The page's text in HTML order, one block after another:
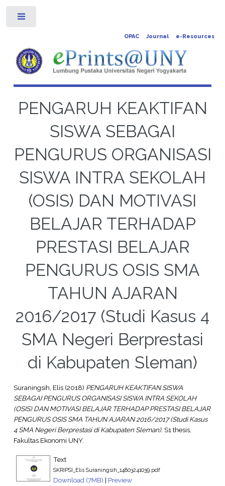
OPAC Journal e-Resources
PENGARUH KEAKTIFAN
SISWA SEBAGAI
PENGURUS ORGANISASI
SISWA INTRA SEKOLAH
(OSIS) DAN MOTIVASI
BELAJAR TERHADAP
PRESTASI BELAJAR
PENGURUS OSIS SMA
TAHUN AJARAN
2016/2017 (Studi Kasus 4
SMA Negeri Berprestasi
di Kabupaten Sleman)
Suraningsih, Elis(2018) PENGARUH KEAKTIFAN SISWA
SEBAGAI PENGURUS ORGANISASI SISWA INTRA SEKOLAH
(OSIS) DAN MOTIVASI BELAJAR TERHADAP PRESTASI BELAJAR
PENGURUS OSIS SMA TAHUN AJARAN 2016/2017 (Studi Kasus
4 SMA Negeri Berprestasi di Kabupaten Sleman). S1 thesis,
Fakultas Ekonomi UNY.
Text
SKRIPSI_Elis Suraningsih_14803241039.pdf
Download (7MB) | Preview